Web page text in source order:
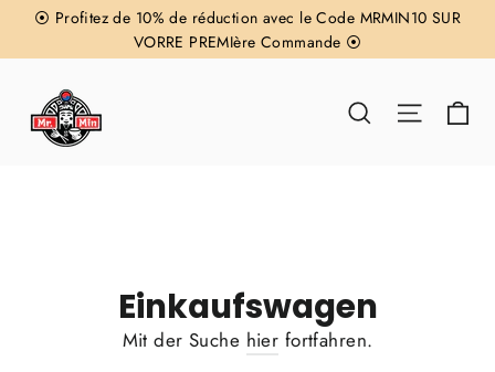
Direkt⦿ Profitez de 10% de réduction avec le Code MRMIN10 SUR
VORRE PREMIère Commande ⦿
Suche
Einkaufswagen
Mit der Suche hier fortfahren.